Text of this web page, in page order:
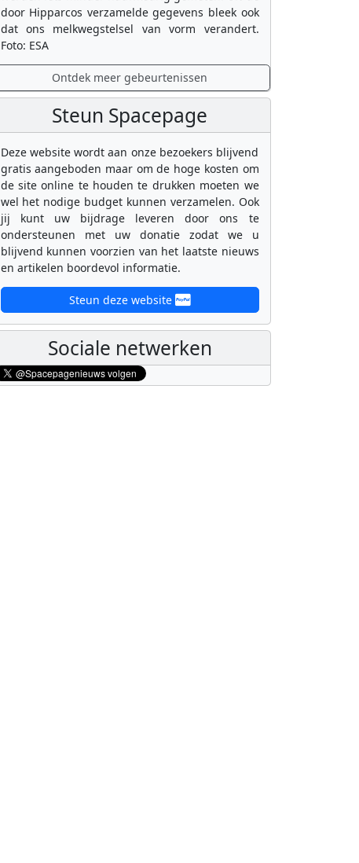
door Hipparcos verzamelde gegevens bleek ook
dat ons melkwegstelsel van vorm verandert.
Foto: ESA
Ontdek meer gebeurtenissen
Steun Spacepage
Deze website wordt aan onze bezoekers blijvend
gratis aangeboden maar om de hoge kosten om
de site online te houden te drukken moeten we
wel het nodige budget kunnen verzamelen. Ook
jij kunt uw bijdrage leveren door ons te
ondersteunen met uw donatie zodat we u
blijvend kunnen voorzien van het laatste nieuws
en artikelen boordevol informatie.
Steun deze website
Sociale netwerken